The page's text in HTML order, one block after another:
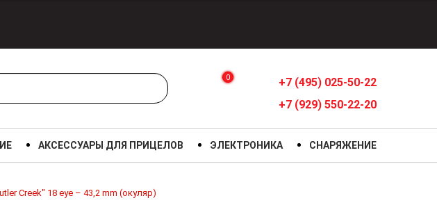
0
+7 (495) 025-50-22
+7 (929) 550-22-20
АКСЕССУАРЫ ДЛЯ ПРИЦЕЛОВ ЭЛЕКТРОНИКА СНАРЯЖЕНИЕ
Creek" 18 eye – 43,2 mm (окуляр)
"Butler Creek"